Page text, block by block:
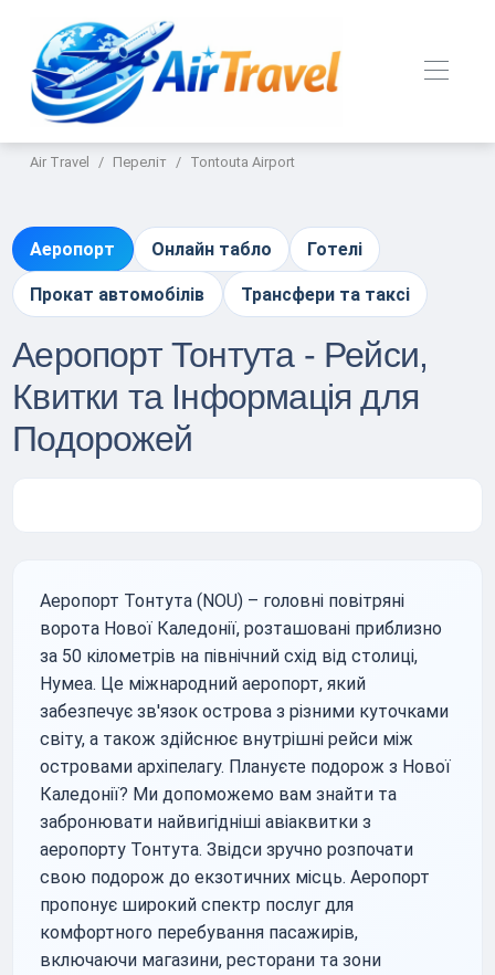
Air Travel Переліт Tontouta Airport
Аеропорт Онлайн табло Готелі
Прокат автомобілів Трансфери та таксі
Аеропорт Тонтута - Рейси,
Квитки та Інформація для
Подорожей
Аеропорт Тонтута (NOU) – головні повітряні
ворота Нової Каледонії, розташовані приблизно
за 50 кілометрів на північний схід від столиці,
Нумеа. Це міжнародний аеропорт, який
забезпечує зв'язок острова з різними куточками
світу, а також здійснює внутрішні рейси між
островами архіпелагу. Плануєте подорож з Нової
Каледонії? Ми допоможемо вам знайти та
забронювати найвигідніші авіаквитки з
аеропорту Тонтута. Звідси зручно розпочати
свою подорож до екзотичних місць. Аеропорт
пропонує широкий спектр послуг для
комфортного перебування пасажирів,
включаючи магазини, ресторани та зони